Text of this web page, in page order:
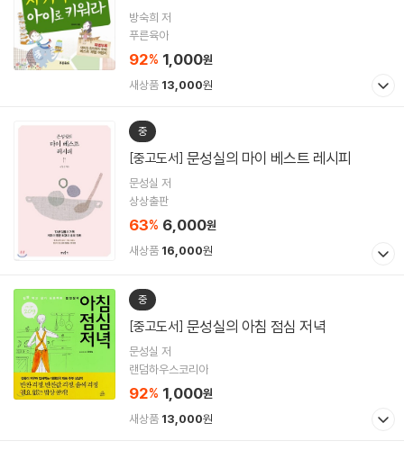
방숙희 저
푸른육아
92% 1,000원
새상품 13,000원
중
[중고도서] 문성실의 마이 베스트 레시피
문성실 저
상상출판
63% 6,000원
새상품 16,000원
중
[중고도서] 문성실의 아침 점심 저녁
문성실 저
랜덤하우스코리아
92% 1,000원
새상품 13,000원